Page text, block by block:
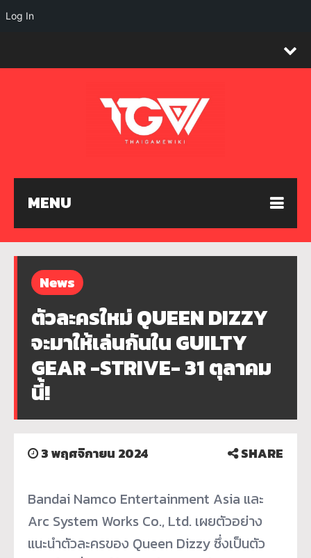
MENU
News
ตัวละครใหม่ QUEEN DIZZY
จะมาให้เล่นกันใน GUILTY
GEAR -STRIVE- 31 ตุลาคม
นี้!
3 พฤศจิกายน 2024 SHARE
Bandai Namco Entertainment Asia และ
Arc System Works Co., Ltd. เผยตัวอย่าง
แนะนำตัวละครของ Queen Dizzy ซึ่งเป็นตัว
Log In